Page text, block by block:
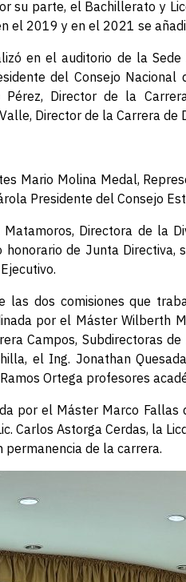
su parte, el Bachillerato y
el 2019 y en el 2021 se
en el auditorio de la
del Consejo
Director de la
Director de la Carrera de
Mario Molina Medal,
Presidente del Consejo
Directora de la
de Junta Directiva,
dos comisiones que
por el Máster Wilberth
Campos, Subdirectoras
el Ing. Jonathan
Ortega profesores
por el Máster Marco
Carlos Astorga Cerdas, la
permanencia de la carrera.